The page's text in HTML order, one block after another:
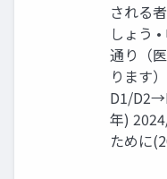
される
しょう
通り（
ります
D1/
年)
ために